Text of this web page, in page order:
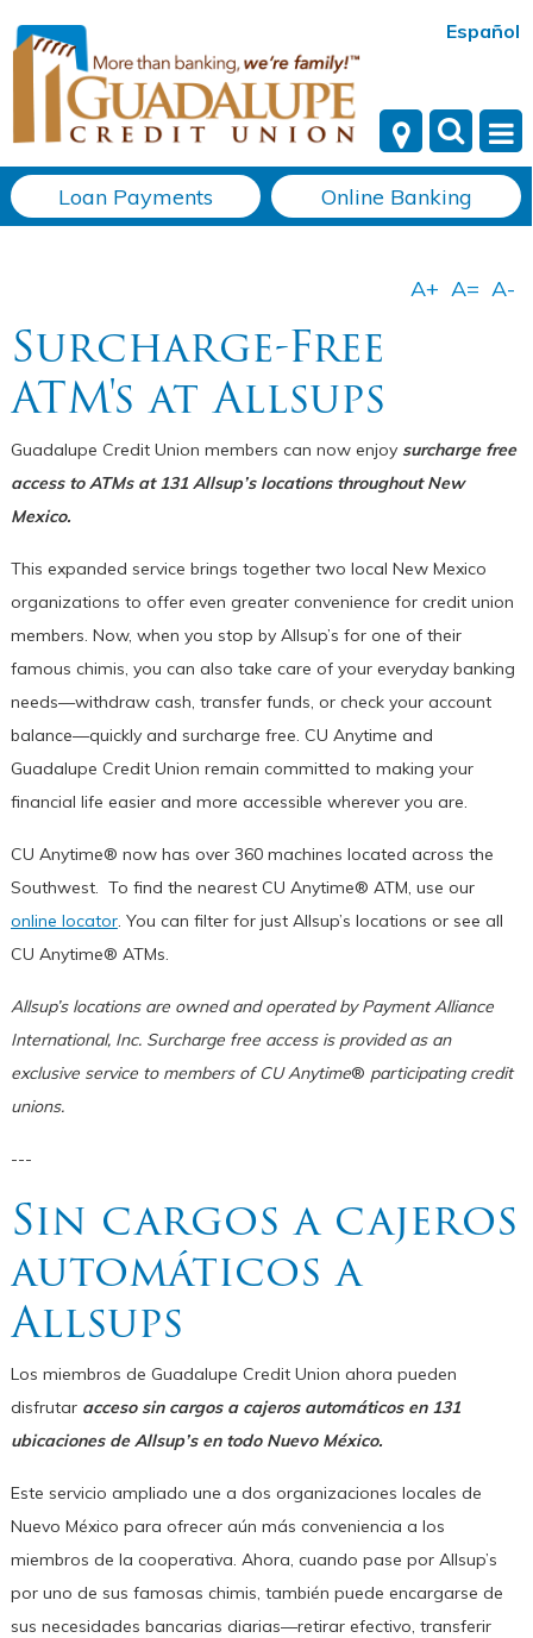
Español
Loan Payments Online Banking
Surcharge-Free
ATM's at Allsups
Guadalupe Credit Union members can now enjoy surcharge free
access to ATMs at 131 Allsup’s locations throughout New
Mexico.
This expanded service brings together two local New Mexico
organizations to offer even greater convenience for credit union
members. Now, when you stop by Allsup’s for one of their
famous chimis, you can also take care of your everyday banking
needs—withdraw cash, transfer funds, or check your account
balance—quickly and surcharge free. CU Anytime and
Guadalupe Credit Union remain committed to making your
financial life easier and more accessible wherever you are.
CU Anytime® now has over 360 machines located across the
Southwest. To find the nearest CU Anytime® ATM, use our
online locator. You can filter for just Allsup’s locations or see all
CU Anytime® ATMs.
Allsup’s locations are owned and operated by Payment Alliance
International, Inc. Surcharge free access is provided as an
exclusive service to members of CU Anytime® participating credit
unions.
---
Sin cargos a cajeros
automáticos a
Allsups
Los miembros de Guadalupe Credit Union ahora pueden
disfrutar acceso sin cargos a cajeros automáticos en 131
ubicaciones de Allsup’s en todo Nuevo México.
Este servicio ampliado une a dos organizaciones locales de
Nuevo México para ofrecer aún más conveniencia a los
miembros de la cooperativa. Ahora, cuando pase por Allsup’s
por uno de sus famosas chimis, también puede encargarse de
sus necesidades bancarias diarias—retirar efectivo, transferir